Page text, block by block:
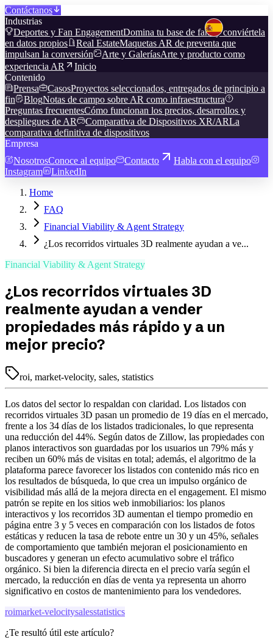
Contáctanos
Industrias
Deportes y Fan EngagementDomina tu base de fans y conviértela
en datos propios
Real EstateMaquetas AR de preventa que
impulsan la conversión
Arte y GaleríasArte y producto como
experiencia AR
Inicio
Contenido
Prensa
CasosProyectos seleccionados, entregados de principio a
fin
BlogNotas de campo sobre AR como infraestructura
Preguntas frecuentesCómo funcionan los precios, desarrollos y
despliegues de AR
Comparativa de Dispositivos XR/ARLa
comparativa definitiva de dispositivos
Empresa
NosotrosConoce al equipo Contacto
Habla con el equipo
Instagram
LinkedIn
Home
FAQ
Financial Viability & Agent Strategy
¿Los recorridos virtuales 3D realmente ayudan a ve...
Financial Viability & Agent Strategy
¿Los recorridos virtuales 3D
realmente ayudan a vender
propiedades más rápido y a un
mejor precio?
roi, market-velocity, sales, statistics
Los datos del sector lo respaldan con claridad. Los listados con
recorridos virtuales 3D pasan un promedio de 19 días en el mercado,
frente a los 34 días de los listados tradicionales, lo que representa
una reducción del 44%. Según datos de Zillow, las propiedades con
planos interactivos son guardadas por los usuarios un 79% más y
reciben un 60% más de visitas en total; además, el algoritmo de la
plataforma parece favorecer los listados con contenido más rico en
los resultados de búsqueda, lo que crea un impulso orgánico de
visibilidad más allá de la mejora directa en el engagement. El mismo
patrón se repite en los sitios web inmobiliarios: los planos
interactivos y los recorridos 3D aumentan el tiempo promedio en
página entre 3 y 5 veces en comparación con los listados de fotos
estáticas y reducen la tasa de rebote entre un 30 y un 45%, señales
de comportamiento que también mejoran el posicionamiento en
buscadores y generan un efecto acumulativo sobre el tráfico
orgánico. Si bien la diferencia directa en el precio varía según el
mercado, la reducción en días de venta ya representa un ahorro
significativo en costos de mantenimiento para los vendedores.
roimarket-velocitysalesstatistics
¿Te resultó útil este artículo?